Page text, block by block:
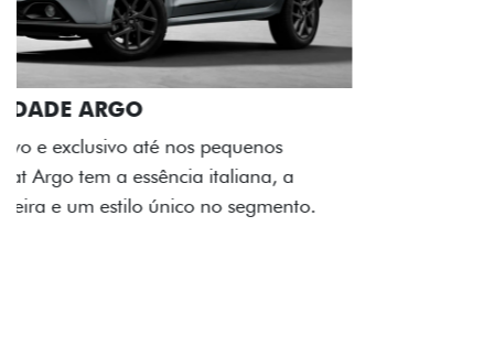
ACABAMENTO E DESIGN INTERNO
A flag italiana e o novo logo Fiat também aparecem
no interior do carro, que possui acabamento
impecável e detalhes escurecidos.